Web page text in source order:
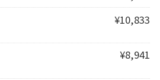
¥10,833
¥8,941